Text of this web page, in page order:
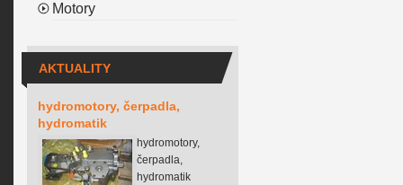
Motory
AKTUALITY
hydromotory, čerpadla,
hydromatik
hydromotory,
čerpadla,
hydromatik